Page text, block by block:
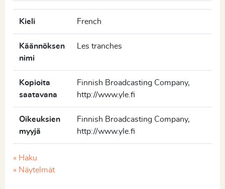
Kieli French
Käännöksen
nimi
Les tranches
Kopioita
saatavana
Finnish Broadcasting Company,
http://www.yle.fi
Oikeuksien
myyjä
Finnish Broadcasting Company,
http://www.yle.fi
« Haku
« Näytelmät